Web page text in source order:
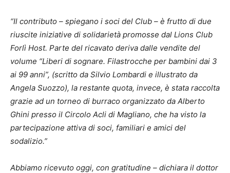
“Il contributo – spiegano i soci del Club – è frutto di due
riuscite iniziative di solidarietà promosse dal Lions Club
Forlì Host. Parte del ricavato deriva dalle vendite del
volume “Liberi di sognare. Filastrocche per bambini dai 3
ai 99 anni”, (scritto da Silvio Lombardi e illustrato da
Angela Suozzo), la restante quota, invece, è stata raccolta
grazie ad un torneo di burraco organizzato da Alberto
Ghini presso il Circolo Acli di Magliano, che ha visto la
partecipazione attiva di soci, familiari e amici del
sodalizio.”
Abbiamo ricevuto oggi, con gratitudine – dichiara il dottor